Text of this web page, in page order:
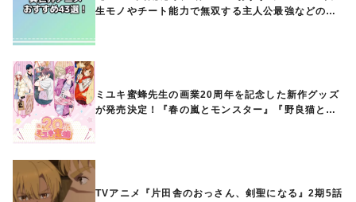
生モノやチート能力で無双する主人公最強などの人
ミユキ蜜蜂先生の画業20周年を記念した新作グッズ
が発売決定！『春の嵐とモンスター』『野良猫と
TVアニメ『片田舎のおっさん、剣聖になる』2期5話